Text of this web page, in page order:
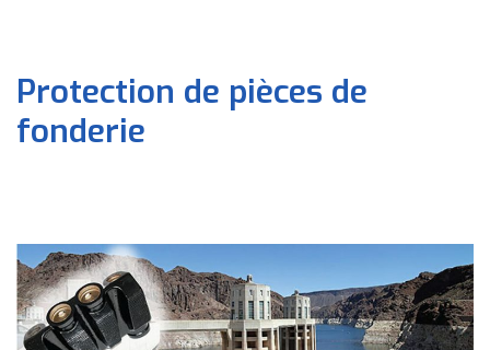
Protection de pièces de
fonderie